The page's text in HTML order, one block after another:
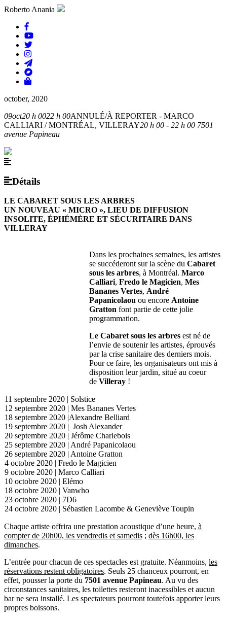
Roberto Anania
october, 2020
09oct20 h 0022 h 00ANNULÉ/À REPORTER - MARCO
CALLIARI / MONTRÉAL, VILLERAY20 h 00 - 22 h 00 7501
avenue Papineau
Détails
LE CABARET SOUS LES ARBRES
UN NOUVEAU « MICRO », LIEU DE DIFFUSION
INSOLITE, ÉPHÉMÈRE ET SÉCURITAIRE DANS
VILLERAY
Dans les prochaines semaines, les artistes
se succéderont sur la scène du Cabaret
sous les arbres, à Montréal. Marco
Calliari, Fredo le Magicien, Mes
Bananes Vertes, André
Papanicolaou ou encore Antoine
Gratton font partie de cette jolie
programmation.
Le Cabaret sous les arbres est né de
l’envie de soutenir les artistes, éprouvés
par la crise sanitaire des derniers mois.
Pour ce faire, les organisateurs ont mis à
disposition leur jardin, situé au coeur
de Villeray !
11 septembre 2020 | Solstice
12 septembre 2020 | Mes Bananes Vertes
18 septembre 2020 |Alexandre Belliard
19 septembre 2020 | Josh Alexander
20 septembre 2020 | Jérôme Charlebois
25 septembre 2020 | André Papanicolaou
26 septembre 2020 | Antoine Gratton
4 octobre 2020 | Fredo le Magicien
9 octobre 2020 | Marco Calliari
10 octobre 2020 | Elémo
18 octobre 2020 | Vanwho
23 octobre 2020 | 7D6
24 octobre 2020 | Sébastien Lacombe & Geneviève Toupin
Chaque artiste offrira une prestation acoustique d’une heure, à
compter de 20h00, les vendredis et samedis ; dès 16h00, les
dimanches.
L’entrée pour chacun de ces spectacles est gratuite. Néanmoins, les
réservations restent obligatoires. Seuls 25 chanceux pourront, en
effet, pousser la porte du 7501 avenue Papineau. Au vu des
circonstances sanitaires, les toilettes resteront inacessibles et aucun
bar ne sera installé. Les spectateurs pourront toutefois apporter leurs
propres boissons.